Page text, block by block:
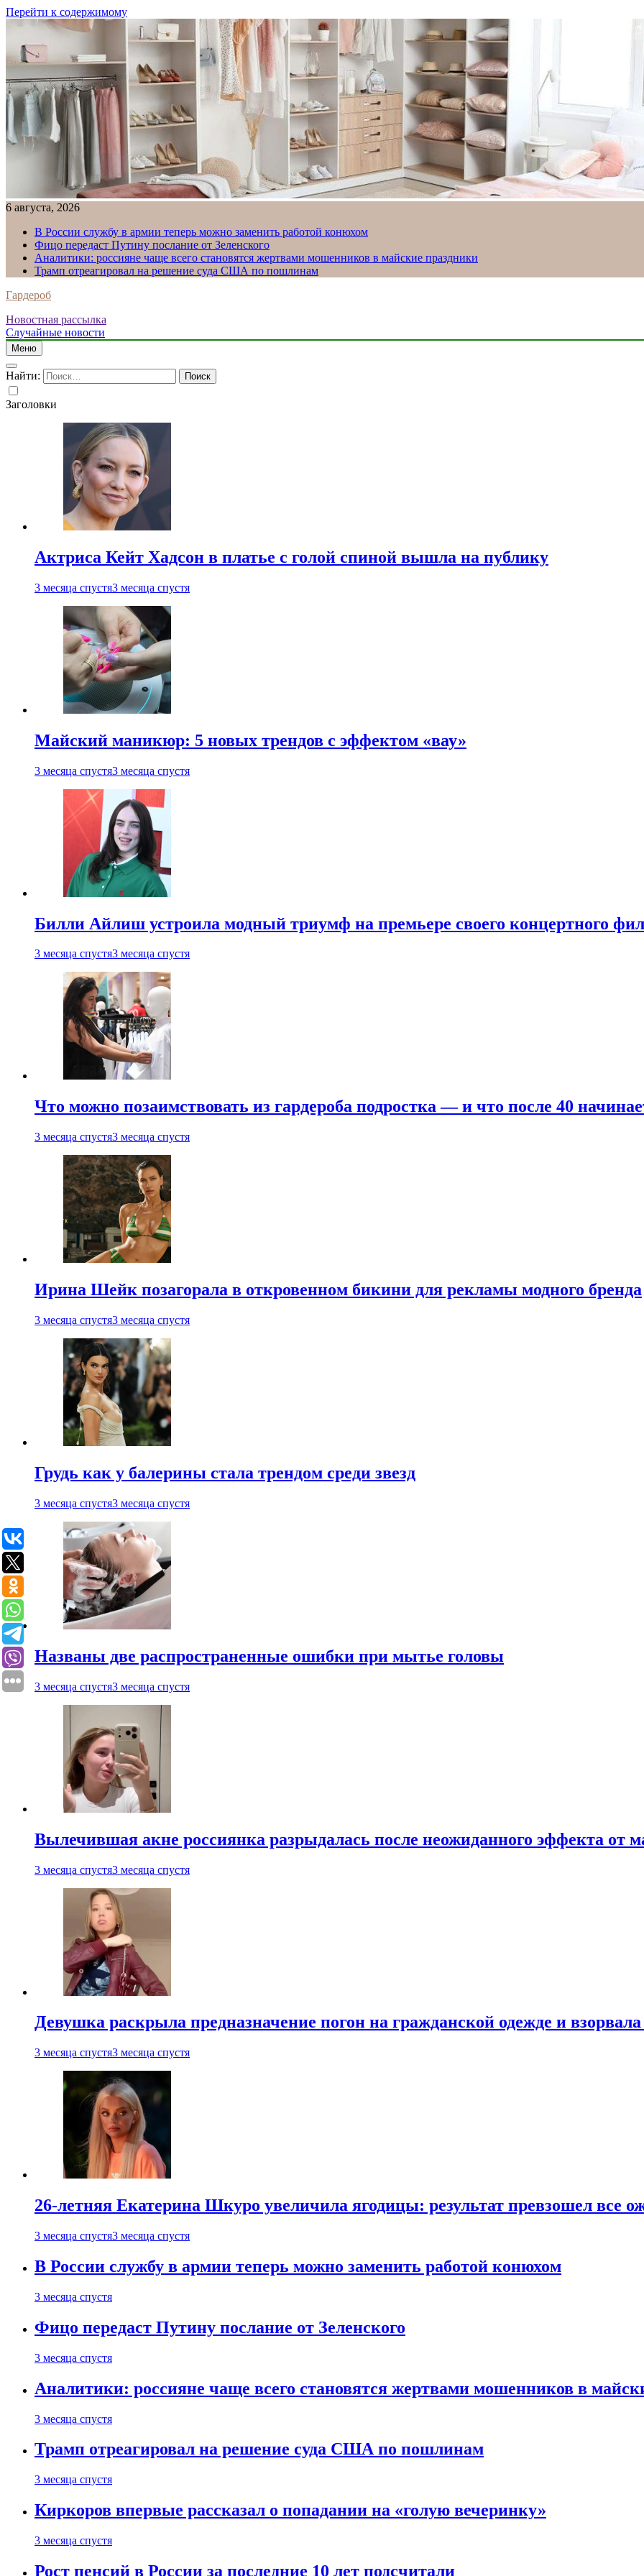
Перейти к содержимому
6 августа, 2026
В России службу в армии теперь можно заменить работой конюхом
Фицо передаст Путину послание от Зеленского
Аналитики: россияне чаще всего становятся жертвами мошенников в майские праздники
Трамп отреагировал на решение суда США по пошлинам
Гардероб
Новостная рассылка
Случайные новости
Меню
Найти:
Заголовки
Актриса Кейт Хадсон в платье с голой спиной вышла на публику
3 месяца спустя3 месяца спустя
Майский маникюр: 5 новых трендов с эффектом «вау»
3 месяца спустя3 месяца спустя
Билли Айлиш устроила модный триумф на премьере своего концертного
3 месяца спустя3 месяца спустя
Что можно позаимствовать из гардероба подростка — и что после 40
3 месяца спустя3 месяца спустя
Ирина Шейк позагорала в откровенном бикини для рекламы модного бренда
3 месяца спустя3 месяца спустя
Грудь как у балерины стала трендом среди звезд
3 месяца спустя3 месяца спустя
Названы две распространенные ошибки при мытье головы
3 месяца спустя3 месяца спустя
Вылечившая акне россиянка разрыдалась после неожиданного эффекта от
3 месяца спустя3 месяца спустя
Девушка раскрыла предназначение погон на гражданской одежде и взорвала
3 месяца спустя3 месяца спустя
26-летняя Екатерина Шкуро увеличила ягодицы: результат превзошел все
3 месяца спустя3 месяца спустя
В России службу в армии теперь можно заменить работой конюхом
3 месяца спустя
Фицо передаст Путину послание от Зеленского
3 месяца спустя
Аналитики: россияне чаще всего становятся жертвами мошенников в
3 месяца спустя
Трамп отреагировал на решение суда США по пошлинам
3 месяца спустя
Киркоров впервые рассказал о попадании на «голую вечеринку»
3 месяца спустя
Рост пенсий в России за последние 10 лет подсчитали